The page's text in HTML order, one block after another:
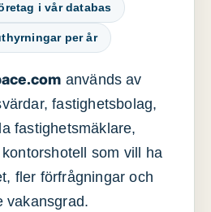
i vår databas
per år
används av
fastighetsbolag,
fastighetsmäklare,
som vill ha
fler förfrågningar och
vakansgrad.